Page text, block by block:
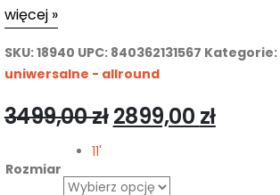
więcej »
SKU:18940 UPC: 840362131567 Kategorie:
uniwersalne - allround
3499,00zł 2899,00 zł
Rozmiar
11'